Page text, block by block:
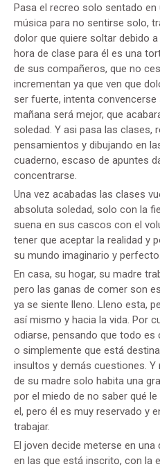
Pasa el recreo solo sentado en
música para no sentirse solo,
dolor que quiere soltar debido
hora de clase para él es una
de sus compañeros, que no
incrementan ya que ven que
ser fuerte, intenta
mañana será mejor, que
soledad. Y asi pasa las clases,
pensamientos y dibujando en
cuaderno, escaso de apuntes
concentrarse.
Una vez acabadas las clases
absoluta soledad, solo con la
suena en sus cascos con el
tener que aceptar la realidad y
su mundo imaginario y perfecto.
En casa, su hogar, su madre
pero las ganas de comer son
ya se siente lleno. Lleno esta,
así mismo y hacia la vida. Por
odiarse, pensando que todo es
o simplemente que está
insultos y demás cuestiones.
de su madre solo habita una
por el miedo de no saber qué
el, pero él es muy reservado y
trabajar.
El joven decide meterse en
en las que está inscrito, con la